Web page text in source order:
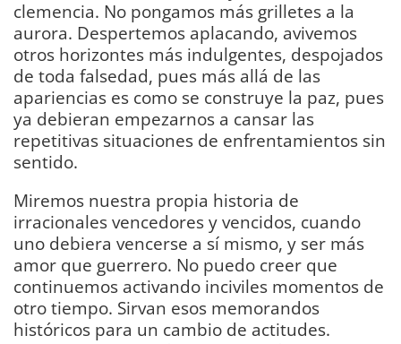
clemencia. No pongamos más grilletes a la
aurora. Despertemos aplacando, avivemos
otros horizontes más indulgentes, despojados
de toda falsedad, pues más allá de las
apariencias es como se construye la paz, pues
ya debieran empezarnos a cansar las
repetitivas situaciones de enfrentamientos sin
sentido.
Miremos nuestra propia historia de
irracionales vencedores y vencidos, cuando
uno debiera vencerse a sí mismo, y ser más
amor que guerrero. No puedo creer que
continuemos activando inciviles momentos de
otro tiempo. Sirvan esos memorandos
históricos para un cambio de actitudes.